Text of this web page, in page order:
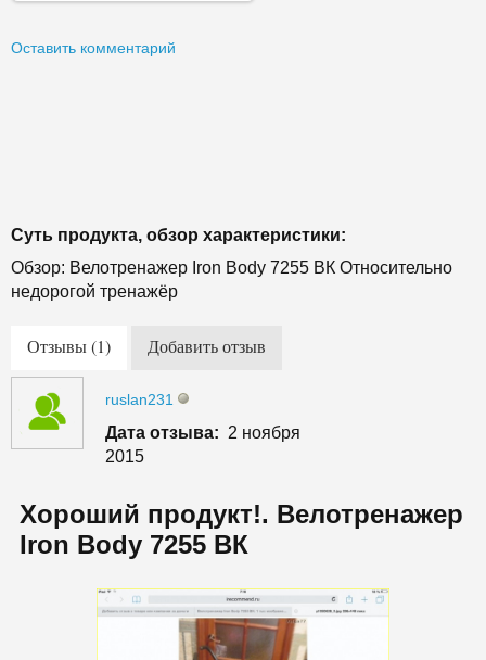
Оставить комментарий
Суть продукта, обзор характеристики:
Обзор: Велотренажер Iron Body 7255 ВК Относительно
недорогой тренажёр
Отзывы (1) Добавить отзыв
ruslan231
Дата отзыва: 2 ноября
2015
Хороший продукт!. Велотренажер
Iron Body 7255 ВК